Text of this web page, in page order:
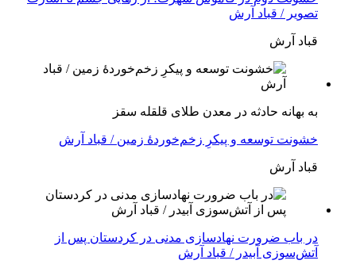
تصویر / قباد آرش
قباد آرش
بە بهانه حادثە در معدن طلای قلقله سقز
خشونت توسعه و پیکرِ زخم‌خوردهٔ زمین / قباد آرش
قباد آرش
در باب ضرورت نهادسازی مدنی در کردستان پس از
آتش‌سوزی آبیدر / قباد آرش